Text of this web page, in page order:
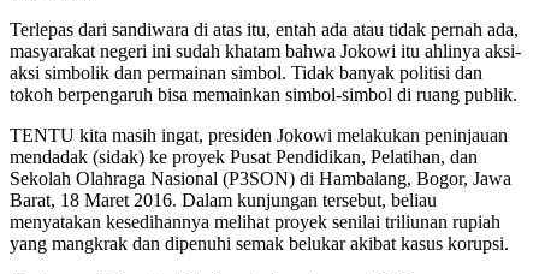
Terlepas dari sandiwara di atas itu, entah ada atau tidak pernah ada,
masyarakat negeri ini sudah khatam bahwa Jokowi itu ahlinya aksi-
aksi simbolik dan permainan simbol. Tidak banyak politisi dan
tokoh berpengaruh bisa memainkan simbol-simbol di ruang publik.
TENTU kita masih ingat, presiden Jokowi melakukan peninjauan
mendadak (sidak) ke proyek Pusat Pendidikan, Pelatihan, dan
Sekolah Olahraga Nasional (P3SON) di Hambalang, Bogor, Jawa
Barat, 18 Maret 2016. Dalam kunjungan tersebut, beliau
menyatakan kesedihannya melihat proyek senilai triliunan rupiah
yang mangkrak dan dipenuhi semak belukar akibat kasus korupsi.